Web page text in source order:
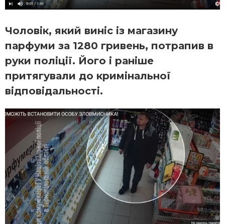
Чоловік, який виніс із магазину
парфуми за 1280 гривень, потрапив в
руки поліції. Його і раніше
притягували до кримінальної
відповідальності.